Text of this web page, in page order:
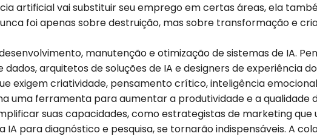
artificial vai substituir seu emprego em certas áreas, ela
foi apenas sobre destruição, mas sobre transformação e
manutenção e otimização de sistemas de IA.
arquitetos de soluções de IA e designers de experiência
exigem criatividade, pensamento crítico, inteligência
uma ferramenta para aumentar a produtividade e a qualidade
suas capacidades, como estrategistas de marketing
IA para diagnóstico e pesquisa, se tornarão indispensáveis. A